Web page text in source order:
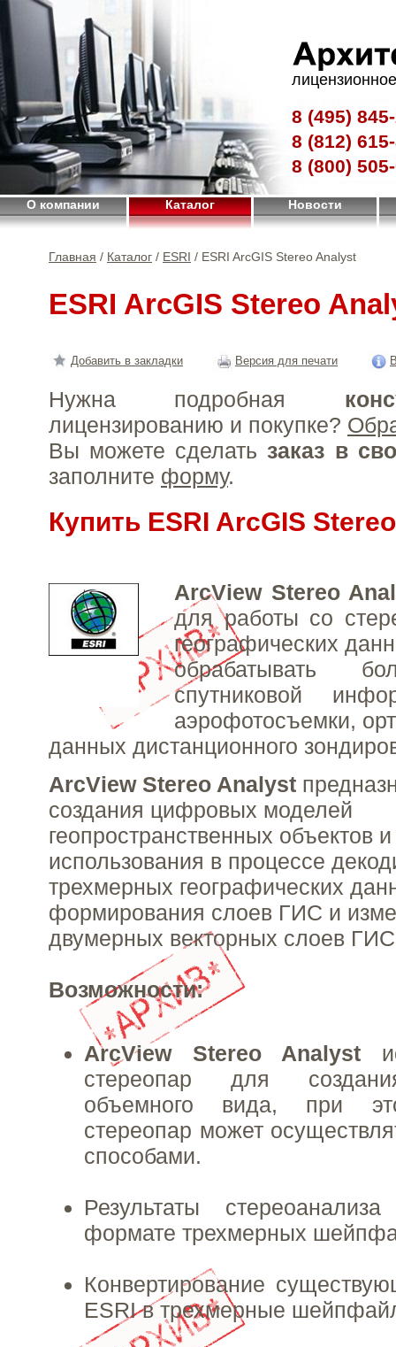
8 (495)
8 (812)
8 (800)
О компании Каталог Новости
Главная / Каталог / ESRI / ESRI ArcGIS Stereo Analyst
ESRI ArcGIS Stereo
Добавить в закладки Версия для печати
Нужна подробная
лицензированию и покупке?
Вы можете сделать заказ в
заполните форму.
Купить ESRI ArcGIS
ArcView Stereo
для работы со
географических
обрабатывать
спутниковой
аэрофотосъемки,
данных дистанционного
ArcView Stereo Analyst
создания цифровых моделей
геопространственных объектов
использования в процессе
трехмерных географических
формирования слоев ГИС и
двумерных векторных слоев
Возможности:
ArcView Stereo Analyst
стереопар для
объемного вида, при
стереопар может
способами.
Результаты
формате трехмерных
Конвертирование
ESRI в трехмерные